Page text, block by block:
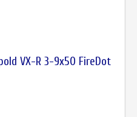
VX-R 3-9x50 FireDot